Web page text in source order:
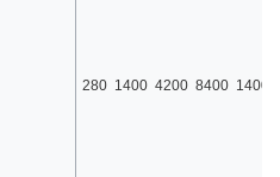
280 1400 4200 8400